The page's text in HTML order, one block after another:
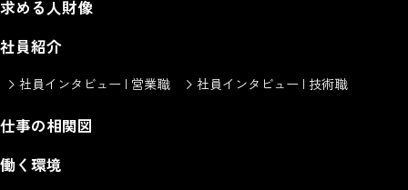
求める人財像
社員紹介
社員インタビュー | 営業職 社員インタビュー | 技術職
仕事の相関図
働く環境